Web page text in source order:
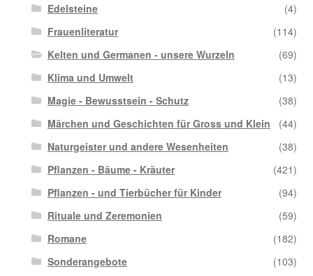
Edelsteine
(4)
Frauenliteratur
(114)
Kelten und Germanen - unsere Wurzeln
(69)
Klima und Umwelt
(13)
Magie - Bewusstsein - Schutz
(38)
Märchen und Geschichten für Gross und Klein
(44)
Naturgeister und andere Wesenheiten
(38)
Pflanzen - Bäume - Kräuter
(421)
Pflanzen - und Tierbücher für Kinder
(94)
Rituale und Zeremonien
(59)
Romane
(182)
Sonderangebote
(103)